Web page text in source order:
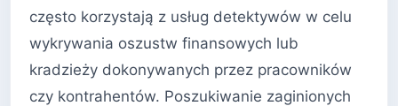
często korzystają z usług detektywów w celu
wykrywania oszustw finansowych lub
kradzieży dokonywanych przez pracowników
czy kontrahentów. Poszukiwanie zaginionych